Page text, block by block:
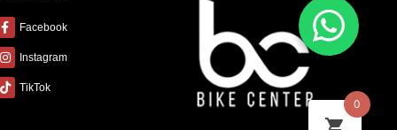
Facebook
Instagram
TikTok
0